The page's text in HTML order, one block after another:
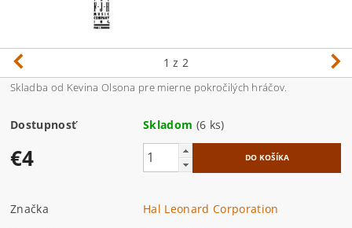
1 z 2
Skladba od Kevina Olsona pre mierne pokročilých hráčov.
Dostupnosť Skladom (6 ks)
€4
Značka
Hal Leonard Corporation